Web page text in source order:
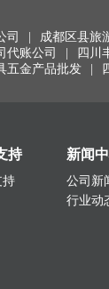
司 成都区县旅
代账公司 四川
五金产品批发
持
持
新闻
公司新
行业动